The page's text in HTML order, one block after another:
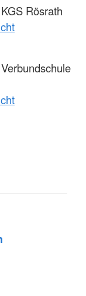
Rösrath